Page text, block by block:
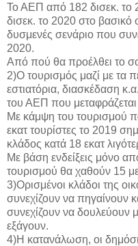
Το ΑΕΠ από 182 δισεκ. το
δισεκ. το 2020 στο βασικό
δυσμενές σενάριο που
2020.
Από πού θα προέλθει το
2)Ο τουρισμός μαζί με τα
εστιατόρια, διασκέδαση
του ΑΕΠ που
Με κάμψη του τουρισμού
εκατ τουρίστες το 2019
κλάδος κατά 18 εκατ
Με βάση ενδείξεις μόνο
τουρισμού θα χαθούν 15
3)Ορισμένοι κλάδοι της
συνεχίζουν να πηγαίνουν
συνεχίζουν να δουλεύουν
εξάγουν.
4)Η κατανάλωση, οι